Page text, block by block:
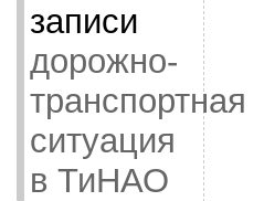
записи
дорожно-
транспортная
ситуация
в ТиНАО